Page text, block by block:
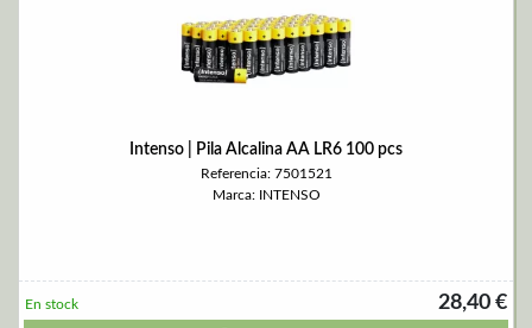
Intenso | Pila Alcalina AA LR6 100 pcs
Referencia: 7501521
Marca: INTENSO
28,40 €
En stock